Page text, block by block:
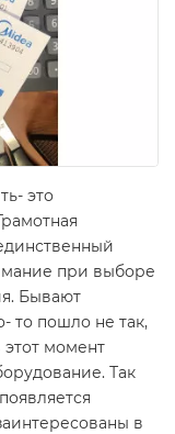
это
при выборе
Бывают
то пошло не так,
момент
Так
в